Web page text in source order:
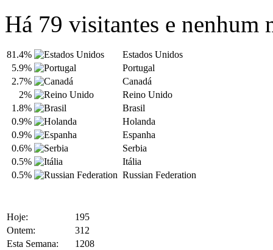
Há 79 visitantes e nenhum
81.4%
Estados Unidos
5.9%
Portugal
2.7%
Canadá
2%
Reino Unido
1.8%
Brasil
0.9%
Holanda
0.9%
Espanha
0.6%
Serbia
0.5%
Itália
0.5%
Russian Federation
Hoje:
195
Ontem:
312
Esta Semana:
1208